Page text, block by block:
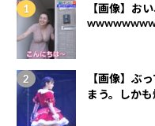
【画像】お
【画像】ぶ
まう。しか